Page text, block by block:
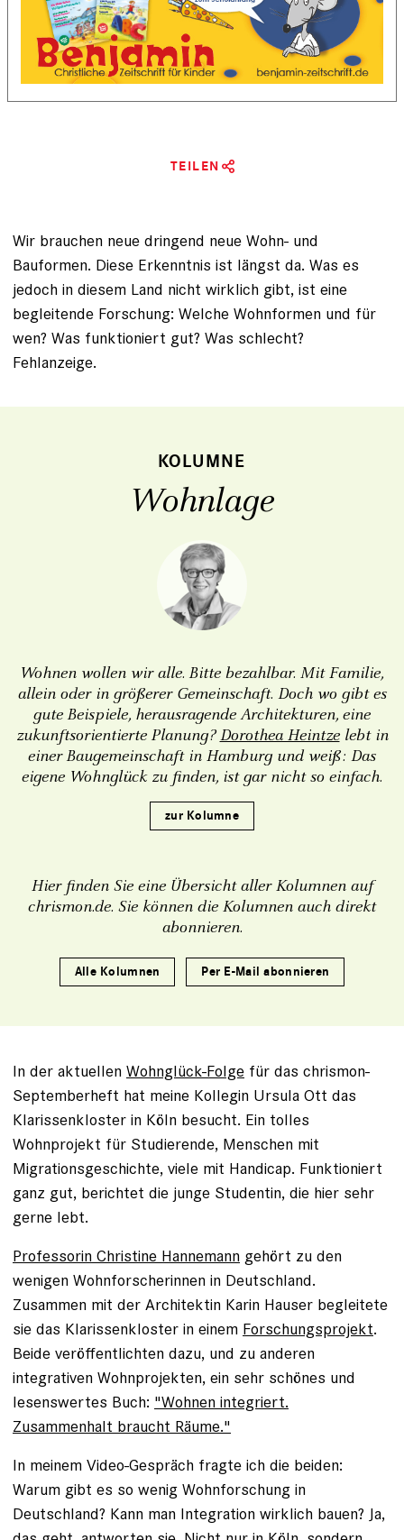
TEILEN
Wir brauchen neue dringend neue Wohn- und
Bauformen. Diese Erkenntnis ist längst da. Was es
jedoch in diesem Land nicht wirklich gibt, ist eine
begleitende Forschung: Welche Wohnformen und für
wen? Was funktioniert gut? Was schlecht?
Fehlanzeige.
KOLUMNE
Wohnlage
Wohnen wollen wir alle. Bitte bezahlbar. Mit Familie,
allein oder in größerer Gemeinschaft. Doch wo gibt es
gute Beispiele, herausragende Architekturen, eine
zukunftsorientierte Planung?Dorothea Heintzelebt in
einer Baugemeinschaft in Hamburg und weiß: Das
eigene Wohnglück zu finden, ist gar nicht so einfach.
zur Kolumne
Hier finden Sie eine Übersicht aller Kolumnen auf
chrismon.de. Sie können die Kolumnen auch direkt
abonnieren.
Alle Kolumnen Per E-Mail abonnieren
In der aktuellen Wohnglück-Folge für das chrismon-
Septemberheft hat meine Kollegin Ursula Ott das
Klarissenkloster in Köln besucht. Ein tolles
Wohnprojekt für Studierende, Menschen mit
Migrationsgeschichte, viele mit Handicap. Funktioniert
ganz gut, berichtet die junge Studentin, die hier sehr
gerne lebt.
Professorin Christine Hannemann gehört zu den
wenigen Wohnforscherinnen in Deutschland.
Zusammen mit der Architektin Karin Hauser begleitete
sie das Klarissenkloster in einem Forschungsprojekt.
Beide veröffentlichten dazu, und zu anderen
integrativen Wohnprojekten, ein sehr schönes und
lesenswertes Buch: "Wohnen integriert.
Zusammenhalt braucht Räume."
In meinem Video-Gespräch fragte ich die beiden:
Warum gibt es so wenig Wohnforschung in
Deutschland? Kann man Integration wirklich bauen? Ja,